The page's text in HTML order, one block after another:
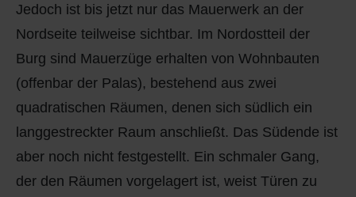
Jedoch ist bis jetzt nur das Mauerwerk an der
Nordseite teilweise sichtbar. Im Nordostteil der
Burg sind Mauerzüge erhalten von Wohnbauten
(offenbar der Palas), bestehend aus zwei
quadratischen Räumen, denen sich südlich ein
langgestreckter Raum anschließt. Das Südende ist
aber noch nicht festgestellt. Ein schmaler Gang,
der den Räumen vorgelagert ist, weist Türen zu